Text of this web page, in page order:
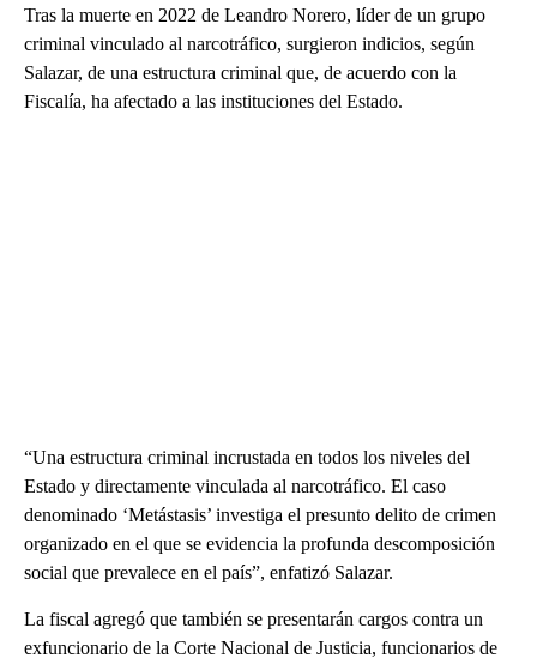
Tras la muerte en 2022 de Leandro Norero, líder de un grupo
criminal vinculado al narcotráfico, surgieron indicios, según
Salazar, de una estructura criminal que, de acuerdo con la
Fiscalía, ha afectado a las instituciones del Estado.
“Una estructura criminal incrustada en todos los niveles del
Estado y directamente vinculada al narcotráfico. El caso
denominado ‘Metástasis’ investiga el presunto delito de crimen
organizado en el que se evidencia la profunda descomposición
social que prevalece en el país”, enfatizó Salazar.
La fiscal agregó que también se presentarán cargos contra un
exfuncionario de la Corte Nacional de Justicia, funcionarios de